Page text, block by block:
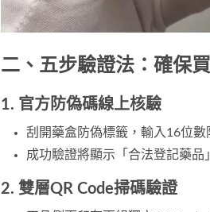
二、五步驗證法：確保
1. 官方防偽碼線上核驗
刮開藥盒防偽標籤，輸入16位數
成功驗證將顯示「合法登記藥
2. 雙層QR Code掃碼驗證